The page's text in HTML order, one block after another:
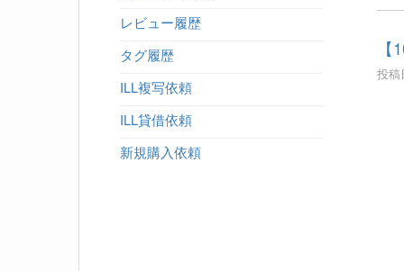
投
レビュー履歴
タグ履歴
ILL複写依頼
ILL貸借依頼
新規購入依頼